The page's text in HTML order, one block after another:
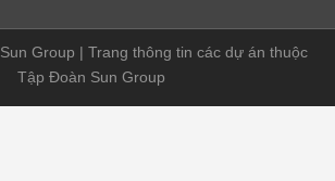
Sun Group | Trang thông tin các dự án thuộc
Tập Đoàn Sun Group